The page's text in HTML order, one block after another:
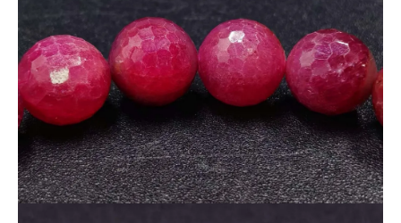
自然の中でじっくり育まれた透明感と深紅の発色は、人工処理
品では得られない魅力です。
🌟
【天然石としての価値】
ルビーは「情熱」「勝利」「愛」を象徴するとされる人気のパ
ワーストーン。
非加熱・無着色という条件を満たした天然ルビーは非常に流通